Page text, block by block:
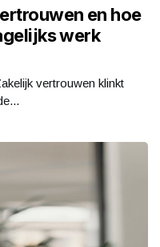
en hoe
werk
vertrouwen klinkt